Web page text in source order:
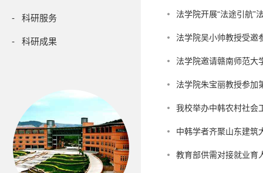
- 科研服务
- 科研成果
法学院开展“法途引航”
法学院吴小帅教授受邀
法学院邀请赣南师范大
法学院朱宝丽教授参加
我校举办中韩农村社会
中韩学者齐聚山东建筑
教育部供需对接就业育